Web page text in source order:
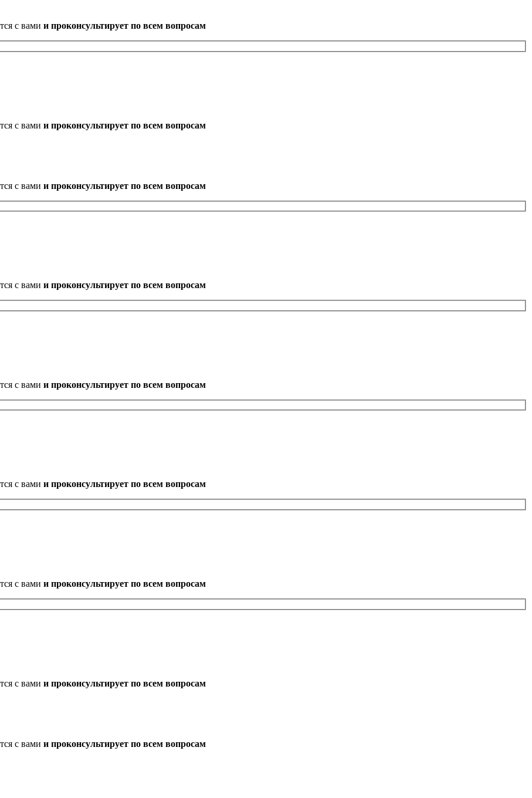
с вами и проконсультирует по всем вопросам
с вами и проконсультирует по всем вопросам
с вами и проконсультирует по всем вопросам
с вами и проконсультирует по всем вопросам
с вами и проконсультирует по всем вопросам
с вами и проконсультирует по всем вопросам
с вами и проконсультирует по всем вопросам
с вами и проконсультирует по всем вопросам
с вами и проконсультирует по всем вопросам